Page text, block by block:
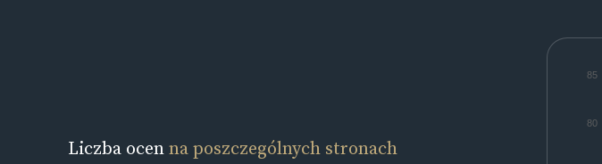
80
85
Liczba ocenna poszczególnych stronach